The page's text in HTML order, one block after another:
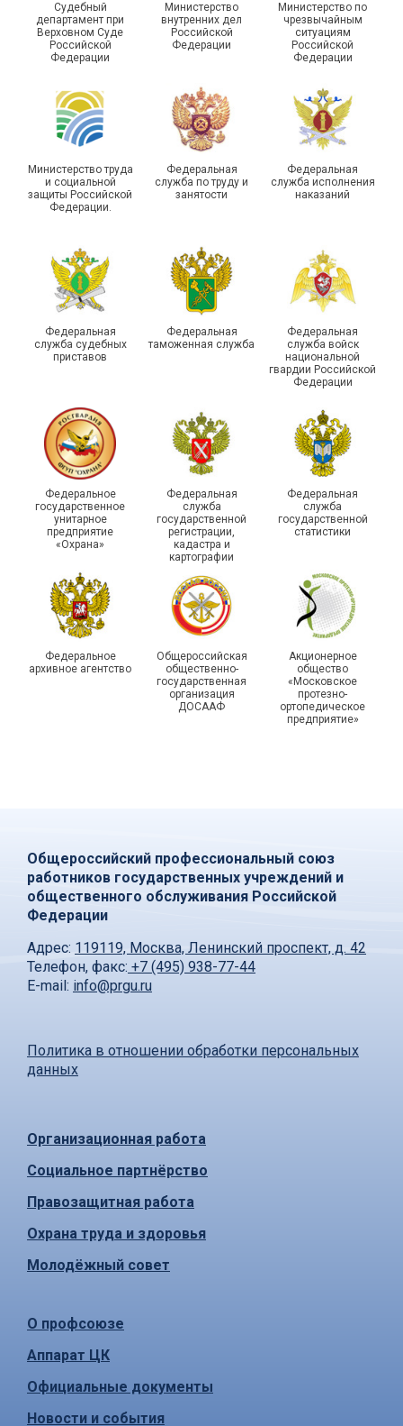
Чествование ветеранов
боевых действий
Самарской области
Подписано соглашение с
области
Единство традиций и сила
организаций ГУФСИН
России по Пермскому
краю приняли участие в
туристическом слете
215-й юбилей
государственной
статистики отметили в
Республике Саха (Якутия)
Храбрым детям – добрые
подарки
Судебный
департамент при
Верховном Суде
Российской
Федерации
Министерство
внутренних дел
Российской
Федерации
Министерство по
чрезвычайным
ситуациям
Российской
Федерации
Министерство труда
и социальной
защиты Российской
Федерации.
Федеральная
служба по труду и
занятости
Федеральная
служба исполнения
наказаний
Федеральная
служба судебных
приставов
Федеральная
таможенная служба
Федеральная
служба войск
национальной
гвардии Российской
Федерации
Федеральное
государственное
унитарное
предприятие
«Охрана»
Федеральная
служба
государственной
регистрации,
кадастра и
картографии
Федеральная
служба
государственной
статистики
Федеральное
архивное агентство
Общероссийская
общественно-
государственная
организация
ДОСААФ
Акционерное
общество
«Московское
протезно-
ортопедическое
предприятие»
Общероссийский профессиональный союз
работников государственных учреждений и
общественного обслуживания Российской
Федерации
Адрес: 119119, Москва, Ленинский проспект, д. 42
Телефон, факс: +7 (495) 938-77-44
E-mail: info@prgu.ru
Политика в отношении обработки персональных
данных
Организационная работа
Социальное партнёрство
Правозащитная работа
Охрана труда и здоровья
Молодёжный совет
О профсоюзе
Аппарат ЦК
Официальные документы
Новости и события